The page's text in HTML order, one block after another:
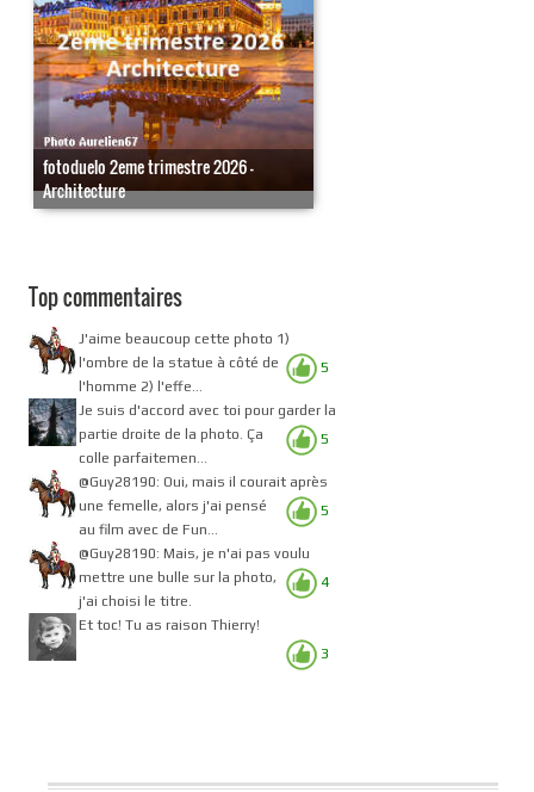
fotoduelo 2eme trimestre 2026 -
Architecture
Top commentaires
5
J'aime beaucoup cette photo 1)
l'ombre de la statue à côté de
l'homme 2) l'effe...
5
Je suis d'accord avec toi pour garder la
partie droite de la photo. Ça
colle parfaitemen...
5
@Guy28190: Oui, mais il courait après
une femelle, alors j'ai pensé
au film avec de Fun...
4
@Guy28190: Mais, je n'ai pas voulu
mettre une bulle sur la photo,
j'ai choisi le titre.
3
Et toc! Tu as raison Thierry!